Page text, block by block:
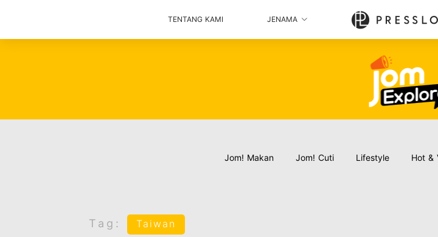
TENTANG KAMI JENAMA
Jom! Makan Jom! Cuti Lifestyle Hot &
Tag: Taiwan